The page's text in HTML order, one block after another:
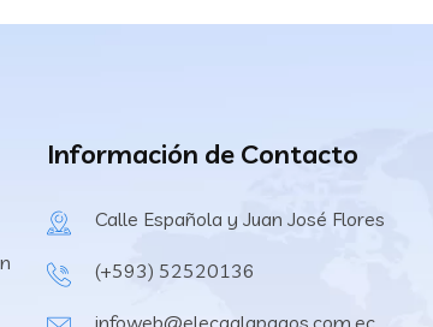
Información de Contacto
Calle Española y Juan José Flores
(+593) 52520136
infoweb@elecgalapagos.com.ec